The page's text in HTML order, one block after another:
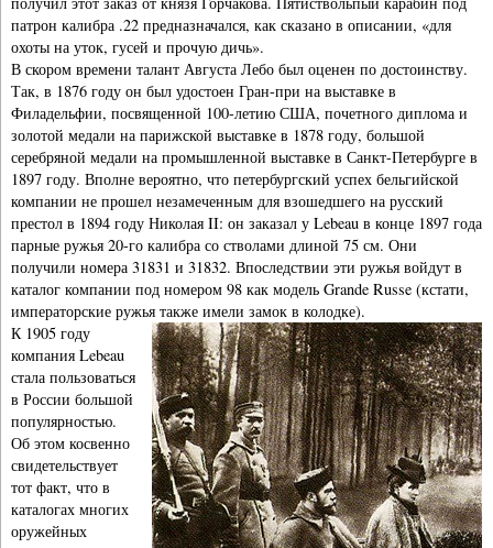
патрон калибра .22 предназначался, как сказано в описании, «для
охоты на уток, гусей и прочую дичь».
В скором времени талант Августа Лебо был оценен по достоинству.
Так, в 1876 году он был удостоен Гран-при на выставке в
Филадельфии, посвященной 100-летию США, почетного диплома и
золотой медали на парижской выставке в 1878 году, большой
серебряной медали на промышленной выставке в Санкт-Петербурге в
1897 году. Вполне вероятно, что петербургский успех бельгийской
компании не прошел незамеченным для взошедшего на русский
престол в 1894 году Николая II: он заказал у Lebeau в конце 1897 года
парные ружья 20-го калибра со стволами длиной 75 см. Они
получили номера 31831 и 31832. Впоследствии эти ружья войдут в
каталог компании под номером 98 как модель Grande Russe (кстати,
императорские ружья также имели замок в колодке).
К 1905 году
компания Lebeau
стала пользоваться
в России большой
популярностью.
Об этом косвенно
свидетельствует
тот факт, что в
каталогах многих
оружейных